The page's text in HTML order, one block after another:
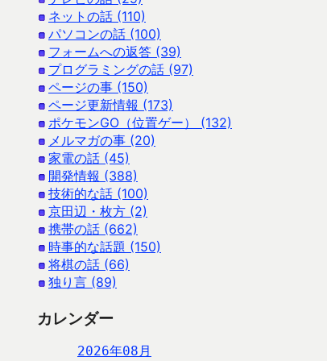
ネットの話 (110)
パソコンの話 (100)
フォームへの返答 (39)
プログラミングの話 (97)
ページの事 (150)
ページ更新情報 (173)
ポケモンGO（位置ゲー） (132)
メルマガの事 (20)
家電の話 (45)
開発情報 (388)
技術的な話 (100)
京田辺・枚方 (2)
携帯の話 (662)
時事的な話題 (150)
将棋の話 (66)
独り言 (89)
カレンダー
2026年08月